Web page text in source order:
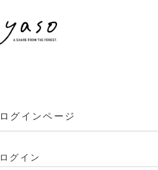
ログインページ
ログイン